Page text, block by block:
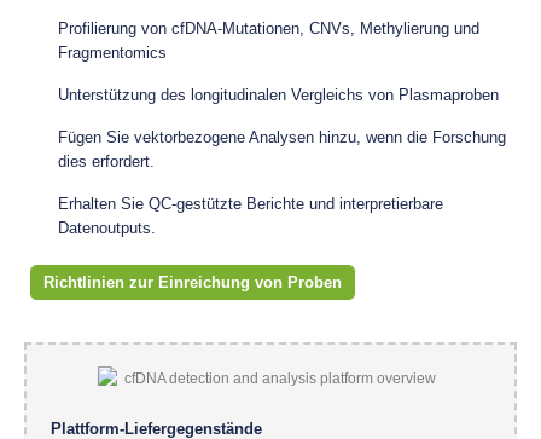
Profilierung von cfDNA-Mutationen, CNVs, Methylierung und
Fragmentomics
Unterstützung des longitudinalen Vergleichs von Plasmaproben
Fügen Sie vektorbezogene Analysen hinzu, wenn die Forschung
dies erfordert.
Erhalten Sie QC-gestützte Berichte und interpretierbare
Datenoutputs.
Richtlinien zur Einreichung von Proben
Plattform-Liefergegenstände